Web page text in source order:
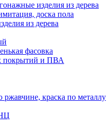
изделия из дерева
доска пола
из дерева
фасовка
покрытий и ПВА
ржавчине, краска по металлу